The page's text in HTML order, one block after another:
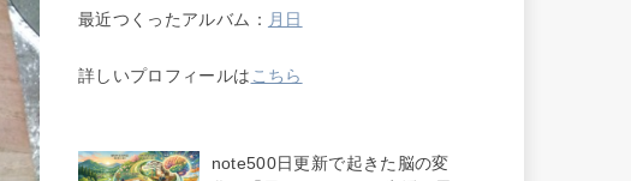
最近つくったアルバム： 月日
詳しいプロフィールは こちら
note500日更新で起きた脳の変